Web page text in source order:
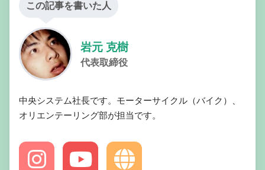
この記事を書いた人
岩元 克樹
代表取締役
中央システム社長です。モーターサイクル（バイク）、
オリエンテーリング部が担当です。